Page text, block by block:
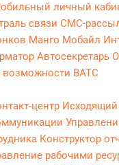
личный
связи СМС-
Манго Мобайл
Автосекретарь
возможности ВАТС
центр
Конструктор
рабочими